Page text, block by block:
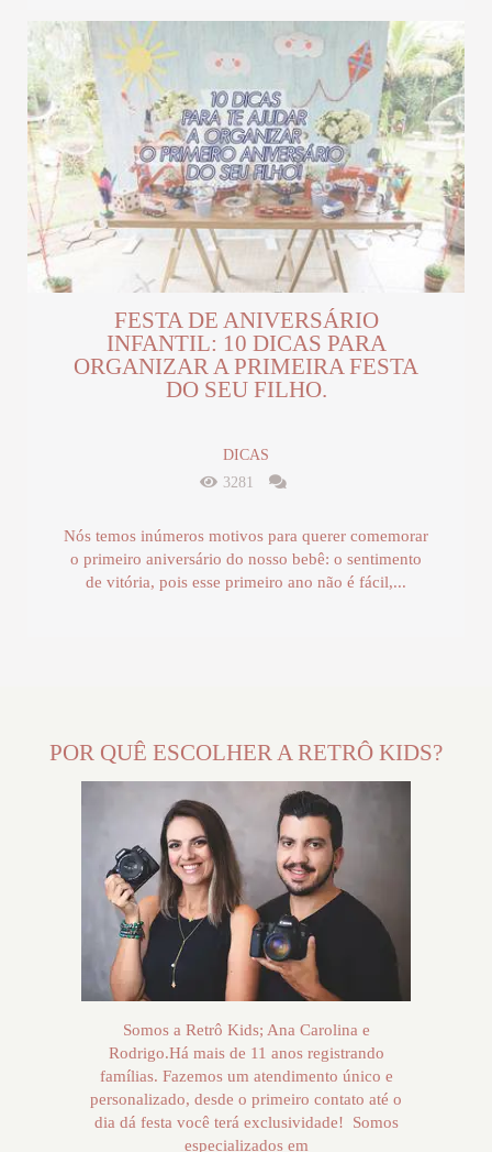
FESTA DE ANIVERSÁRIO
INFANTIL: 10 DICAS PARA
ORGANIZAR A PRIMEIRA FESTA
DO SEU FILHO.
DICAS
3281
Nós temos inúmeros motivos para querer comemorar
o primeiro aniversário do nosso bebê: o sentimento
de vitória, pois esse primeiro ano não é fácil,...
POR QUÊ ESCOLHER A RETRÔ KIDS?
Somos a Retrô Kids; Ana Carolina e
Rodrigo.Há mais de 11 anos registrando
famílias. Fazemos um atendimento único e
personalizado, desde o primeiro contato até o
dia dá festa você terá exclusividade! Somos
especializados em